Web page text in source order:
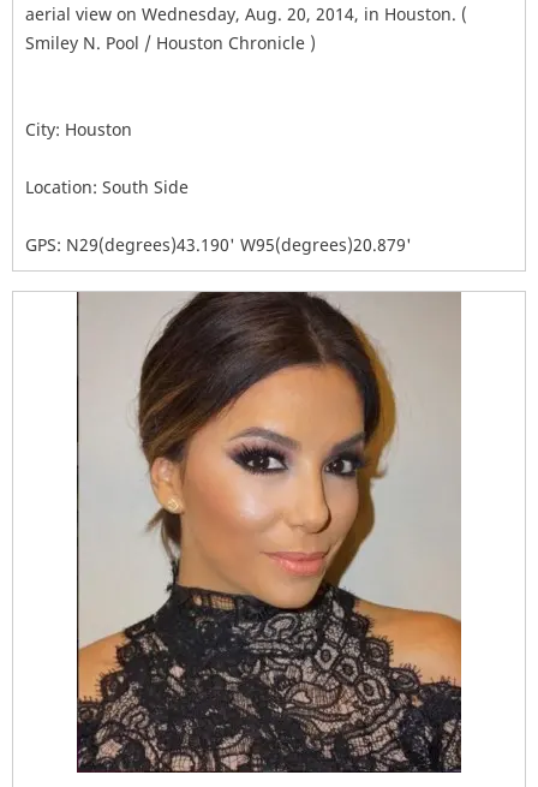
aerial view on Wednesday, Aug. 20, 2014, in Houston. (
Smiley N. Pool / Houston Chronicle )
City: Houston
Location: South Side
GPS: N29(degrees)43.190' W95(degrees)20.879'